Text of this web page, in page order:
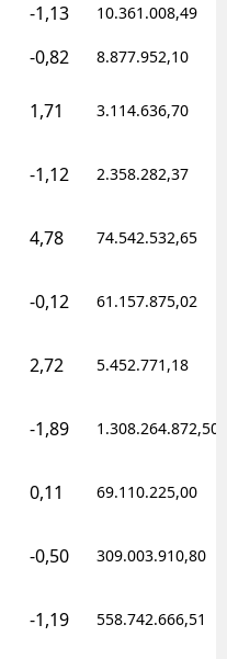
-1,13 10.361.008,49
-0,82 8.877.952,10
1,71 3.114.636,70
-1,12 2.358.282,37
4,78 74.542.532,65
-0,12 61.157.875,02
2,72 5.452.771,18
-1,89 1.308.264.872,50
0,11 69.110.225,00
-0,50 309.003.910,80
-1,19 558.742.666,51